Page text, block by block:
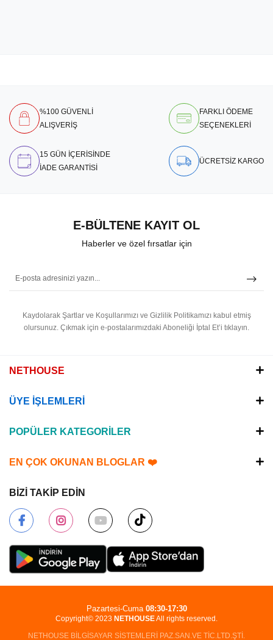
%100 GÜVENLİ
ALIŞVERİŞ
FARKLI ÖDEME
SEÇENEKLERİ
15 GÜN İÇERİSİNDE
İADE GARANTİSİ
ÜCRETSİZ KARGO
E-BÜLTENE KAYIT OL
Haberler ve özel fırsatlar için
Kaydolarak Şartlar ve Koşullarımızı ve Gizlilik Politikamızı kabul etmiş
olursunuz. Çıkmak için e-postalarımızdaki Aboneliği İptal Et’i tıklayın.
NETHOUSE
ÜYE İŞLEMLERİ
POPÜLER KATEGORİLER
EN ÇOK OKUNAN BLOGLAR ❤️
BİZİ TAKİP EDİN
Copyright© 2023 NETHOUSEAll rights reserved.
NETHOUSE BİLGİSAYAR SİSTEMLERİ PAZ.SAN.VE TİC.LTD.ŞTİ.
Pazartesi-Cuma 08:30-17:30